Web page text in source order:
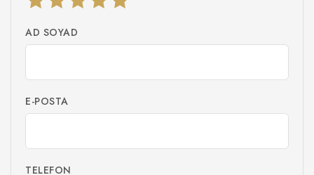
AD SOYAD
E-POSTA
TELEFON